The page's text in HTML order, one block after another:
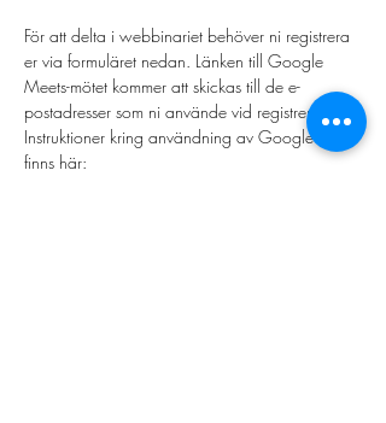
För att delta i webbinariet behöver ni registrera
er via formuläret nedan. Länken till Google
Meets-mötet kommer att skickas till de e-
postadresser som ni använde vid registreringen.
Instruktioner kring användning av Google Meet
finns här: